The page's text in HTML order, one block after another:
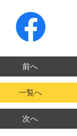
前へ
一覧へ
次へ